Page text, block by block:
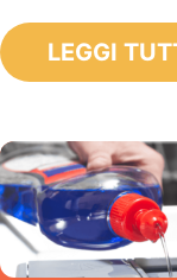
LEGGI